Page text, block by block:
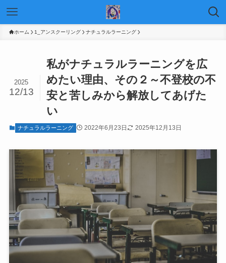
ホーム 1_アンスクーリング ナチュラルラーニング
私がナチュラルラーニングを広
めたい理由、その２～不登校の不
安と苦しみから解放してあげた
い
2025
12/13
ナチュラルラーニング 2022年6月23日 2025年12月13日